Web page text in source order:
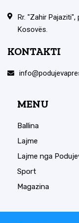
Rr. "Zahir Pajaziti",
Kosovës.
KONTAKTI
MENU
Ballina
Lajme
Lajme nga
Sport
Magazina